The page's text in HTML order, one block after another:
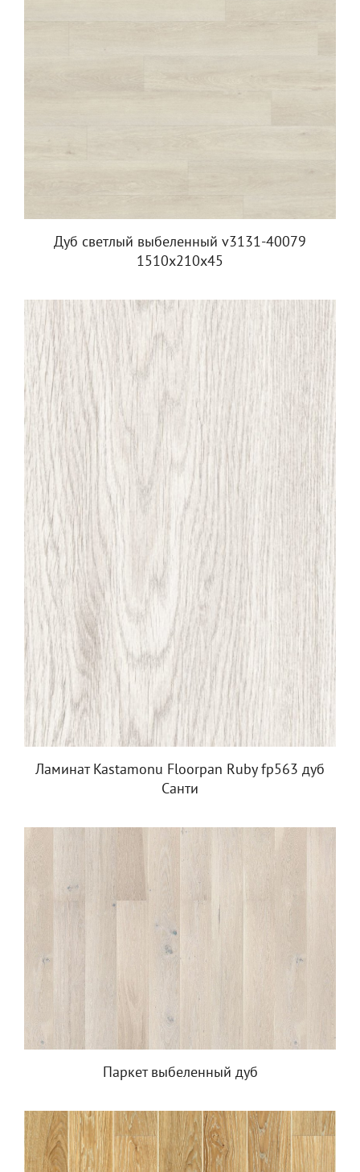
Дуб светлый выбеленный v3131-40079
1510x210x45
Ламинат Kastamonu Floorpan Ruby fp563 дуб
Санти
Паркет выбеленный дуб